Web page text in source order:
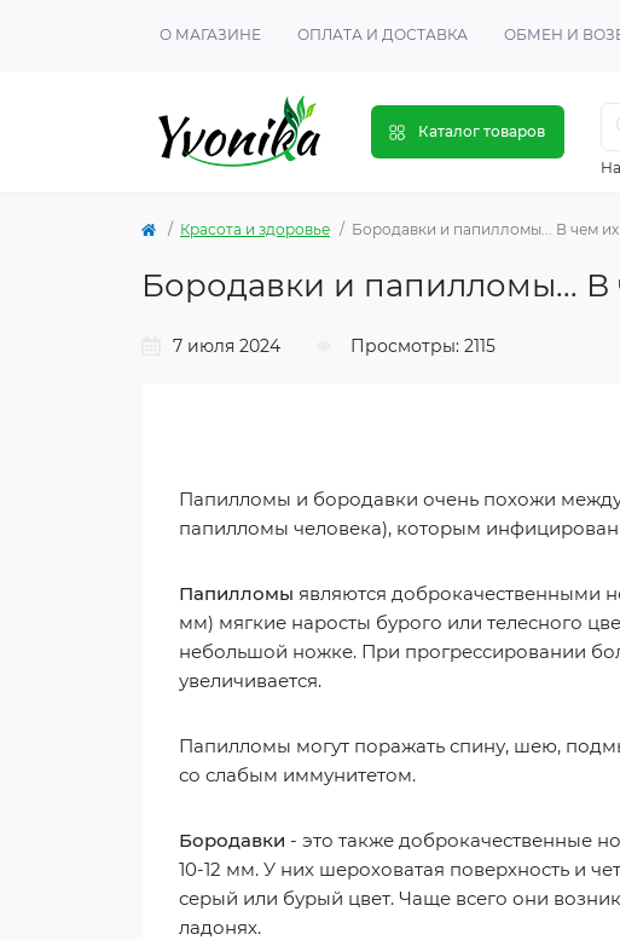
О МАГАЗИНЕ ОПЛАТА И ДОСТАВКА ОБМЕН И
Каталог товаров
Красота и здоровье Бородавки и папилломы... В чем их
Бородавки и папилломы... В
7 июля 2024 Просмотры: 2115
Папилломы и бородавки очень похожи
папилломы человека), которым
Папилломы являются доброкачественными
мм) мягкие наросты бурого или телесного
небольшой ножке. При прогрессировании
увеличивается.
Папилломы могут поражать спину, шею,
со слабым иммунитетом.
Бородавки - это также доброкачественные
10-12 мм. У них шероховатая поверхность и
серый или бурый цвет. Чаще всего они
ладонях.